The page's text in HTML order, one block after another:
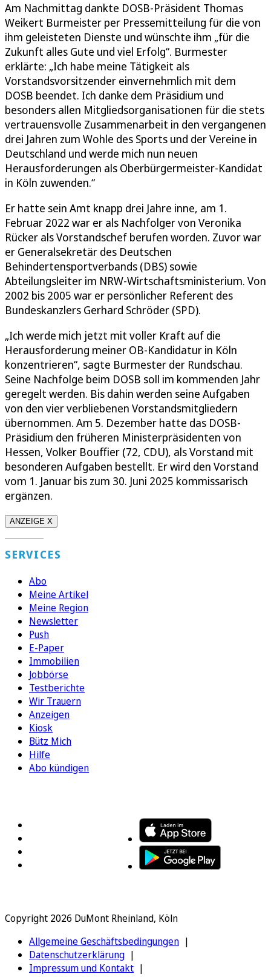
Am Nachmittag dankte DOSB-Präsident Thomas
Weikert Burmeister per Pressemitteilung für die von
ihm geleisteten Dienste und wünschte ihm „für die
Zukunft alles Gute und viel Erfolg“. Burmester
erklärte: „Ich habe meine Tätigkeit als
Vorstandsvorsitzender einvernehmlich mit dem
DOSB beendet. Ich danke dem Präsidium und
besonders allen Mitgliedsorganisationen für die stets
vertrauensvolle Zusammenarbeit in den vergangenen
drei Jahren zum Wohle des Sports und der Vereine in
Deutschland und werde mich nun neuen
Herausforderungen als Oberbürgermeister-Kandidat
in Köln zuwenden.“
Er hatte sein Amt knapp drei Jahre inne, am 1.
Februar 2022 war er als Nachfolger von Veronika
Rücker als Vorstandschef berufen worden. Zuvor war
er Generalsekretär des Deutschen
Behindertensportverbands (DBS) sowie
Abteilungsleiter im NRW-Wirtschaftsministerium. Von
2002 bis 2005 war er persönlicher Referent des
Bundeskanzlers Gerhard Schröder (SPD).
„Ich werde mich jetzt mit voller Kraft auf die
Herausforderung meiner OB-Kandidatur in Köln
konzentrieren“, sagte Burmester der Rundschau.
Seine Nachfolge beim DOSB soll im kommenden Jahr
geregelt werden. Bis dahin werden seine Aufgaben
von den vier verbliebenen Vorstandsmitgliedern
übernommen. Am 5. Dezember hatte das DOSB-
Präsidium den früheren Ministerpräsidenten von
Hessen, Volker Bouffier (72, CDU), als Vorstand mit
besonderen Aufgaben bestellt. Er wird den Vorstand
vom 1. Januar bis zum 30. Juni 2025 kommissarisch
ergänzen.
ANZEIGE X
SERVICES
Abo
Meine Artikel
Meine Region
Newsletter
Push
E-Paper
Immobilien
Jobbörse
Testberichte
Wir Trauern
Anzeigen
Kiosk
Bütz Mich
Hilfe
Abo kündigen
Copyright 2026 DuMont Rheinland, Köln
Allgemeine Geschäftsbedingungen
Datenschutzerklärung
Impressum und Kontakt